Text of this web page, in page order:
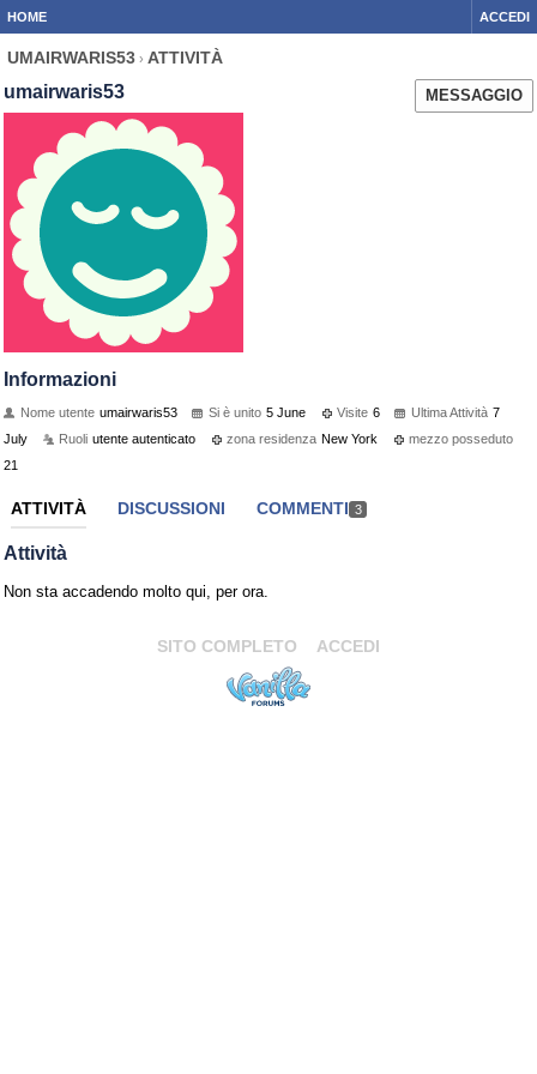
HOME ACCEDI
UMAIRWARIS53 › ATTIVITÀ
MESSAGGIO
umairwaris53
Informazioni
Nome utente umairwaris53 Si è unito 5 June Visite 6 Ultima Attività 7
July
Ruoli utente autenticato zona residenza New York
mezzo posseduto
21
ATTIVITÀ DISCUSSIONI COMMENTI 3
Attività
Non sta accadendo molto qui, per ora.
SITO COMPLETO ACCEDI